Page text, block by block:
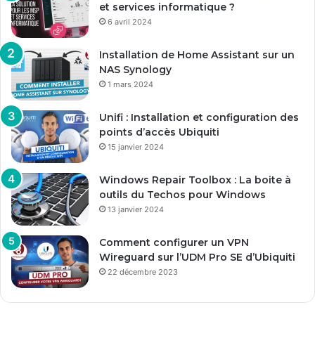
et services informatique ?
6 avril 2024
Installation de Home Assistant sur un
NAS Synology
1 mars 2024
Unifi : Installation et configuration des
points d’accès Ubiquiti
15 janvier 2024
Windows Repair Toolbox : La boite à
outils du Techos pour Windows
13 janvier 2024
Comment configurer un VPN
Wireguard sur l’UDM Pro SE d’Ubiquiti
22 décembre 2023